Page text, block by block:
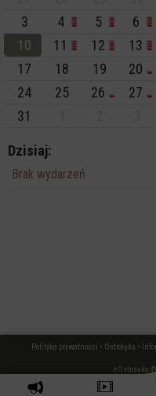
3
4 5 6
10
11 12 13
17
18 19 20
24
25 26 27
31
Dzisiaj:
Brak wydarzeń
Polityka prywatności • Ostrołęka •
eOstrołęka ©